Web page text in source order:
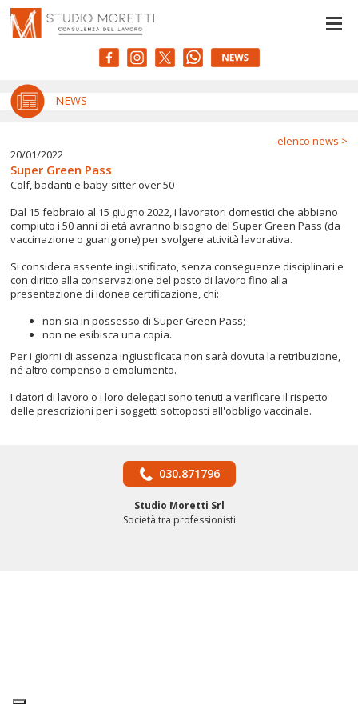
NEWS
elenco news >
20/01/2022
Super Green Pass
Colf, badanti e baby-sitter over 50
Dal 15 febbraio al 15 giugno 2022, i lavoratori domestici che abbiano
compiuto i 50 anni di età avranno bisogno del Super Green Pass (da
vaccinazione o guarigione) per svolgere attività lavorativa.
Si considera assente ingiustificato, senza conseguenze disciplinari e
con diritto alla conservazione del posto di lavoro fino alla
presentazione di idonea certificazione, chi:
non sia in possesso di Super Green Pass;
non ne esibisca una copia.
Per i giorni di assenza ingiustificata non sarà dovuta la retribuzione,
né altro compenso o emolumento.
I datori di lavoro o i loro delegati sono tenuti a verificare il rispetto
delle prescrizioni per i soggetti sottoposti all'obbligo vaccinale.
030.871796
Studio Moretti Srl
Società tra professionisti
Informativa sulla raccolta
Le tue preferenze relative alla privacy